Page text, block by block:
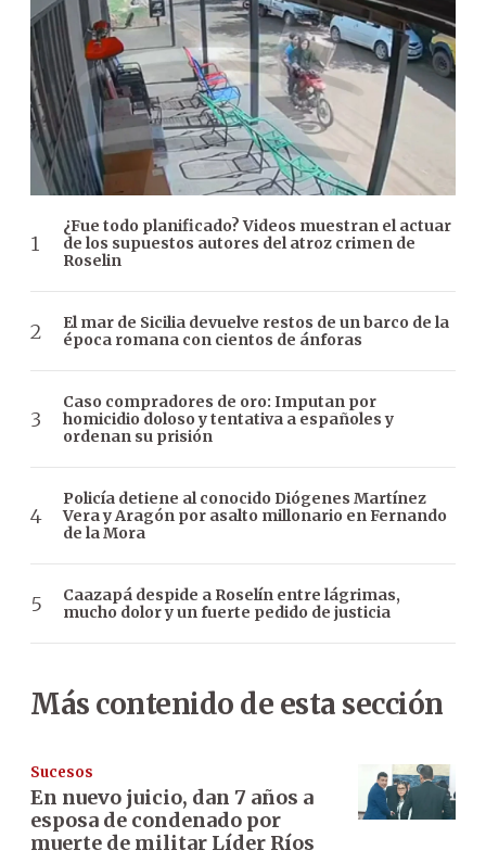
¿Fue todo planificado? Videos muestran el actuar
de los supuestos autores del atroz crimen de
Roselin
El mar de Sicilia devuelve restos de un barco de la
época romana con cientos de ánforas
Caso compradores de oro: Imputan por
homicidio doloso y tentativa a españoles y
ordenan su prisión
Policía detiene al conocido Diógenes Martínez
Vera y Aragón por asalto millonario en Fernando
de la Mora
Caazapá despide a Roselín entre lágrimas,
mucho dolor y un fuerte pedido de justicia
Más contenido de esta sección
Sucesos
En nuevo juicio, dan 7 años a
esposa de condenado por
muerte de militar Líder Ríos